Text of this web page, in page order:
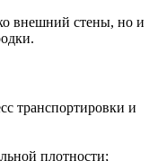
внешний стены, но и
транспортировки и
плотности;